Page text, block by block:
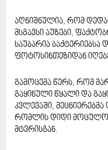
აღნიშნულია, რომ
მსგავსი აუზები,
საუბარია ბაქტერიებსა
ფოტოსინთეზიდან
გამოცემა წერს, რომ
გაყინული წყალი და
კვლევაში,
რომლის დიდი
მტვრისგან.